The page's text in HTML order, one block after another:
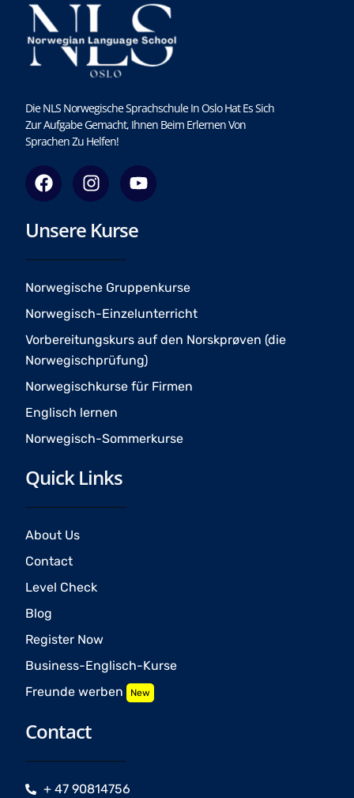
Die NLS Norwegische Sprachschule In Oslo Hat Es Sich
Zur Aufgabe Gemacht, Ihnen Beim Erlernen Von
Sprachen Zu Helfen!
F
a
c
e
o
o
I
n
s
t
g
r
a
m
Y
o
u
t
e
Unsere Kurse
Norwegische Gruppenkurse
Norwegisch-Einzelunterricht
Vorbereitungskurs auf den Norskprøven (die
Norwegischprüfung)
Norwegischkurse für Firmen
Englisch lernen
Norwegisch-Sommerkurse
Quick Links
About Us
Contact
Level Check
Blog
Register Now
Business-Englisch-Kurse
Freunde werben New
Contact
+ 47 90814756